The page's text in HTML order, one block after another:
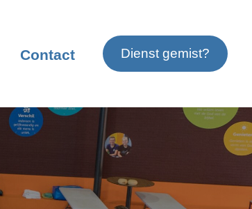
Contact Dienst gemist?